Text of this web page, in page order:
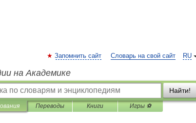
RU
Запомнить сайт Словарь на свой сайт
на Академике
Найти!
Переводы Книги Игры ⚽